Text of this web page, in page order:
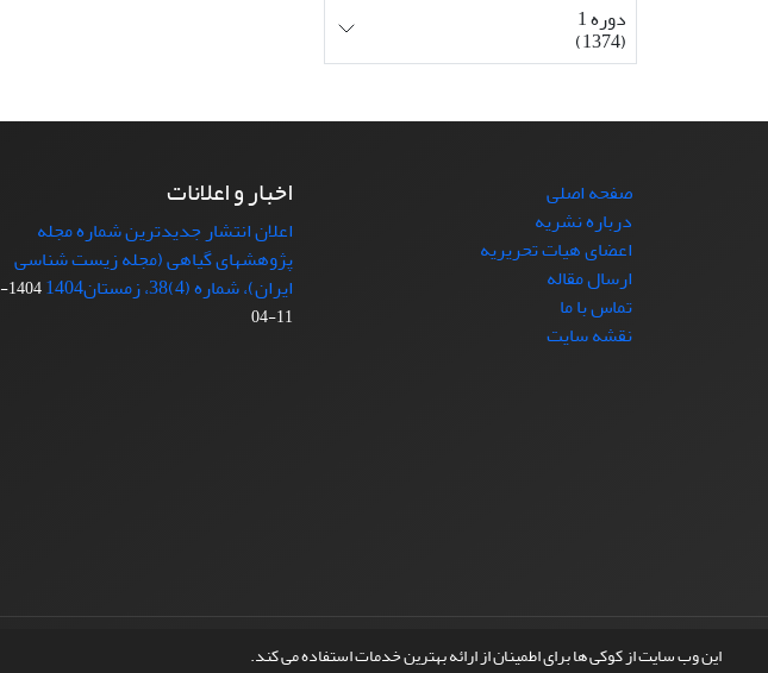
این وب سایت از کوکی ها برای اطمینان از ارائه بهترین خدمات استفاده می کند.
دوره 1
(1374)
صفحه اصلی
درباره نشریه
اعضای هیات تحریریه
ارسال مقاله
تماس با ما
نقشه سایت
اخبار و اعلانات
اعلان انتشار جدیدترین شماره مجله
پژوهشهای گیاهی (مجله زیست شناسی
ایران)، شماره (4)38، زمستان1404
1404-
11-04
© سامانه مدیریت نشریات علمی.طراحی و پیاده سازی از